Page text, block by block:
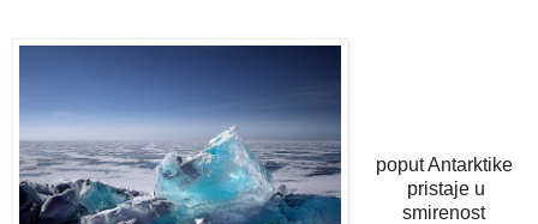
poput Antarktike
pristaje u
smirenost